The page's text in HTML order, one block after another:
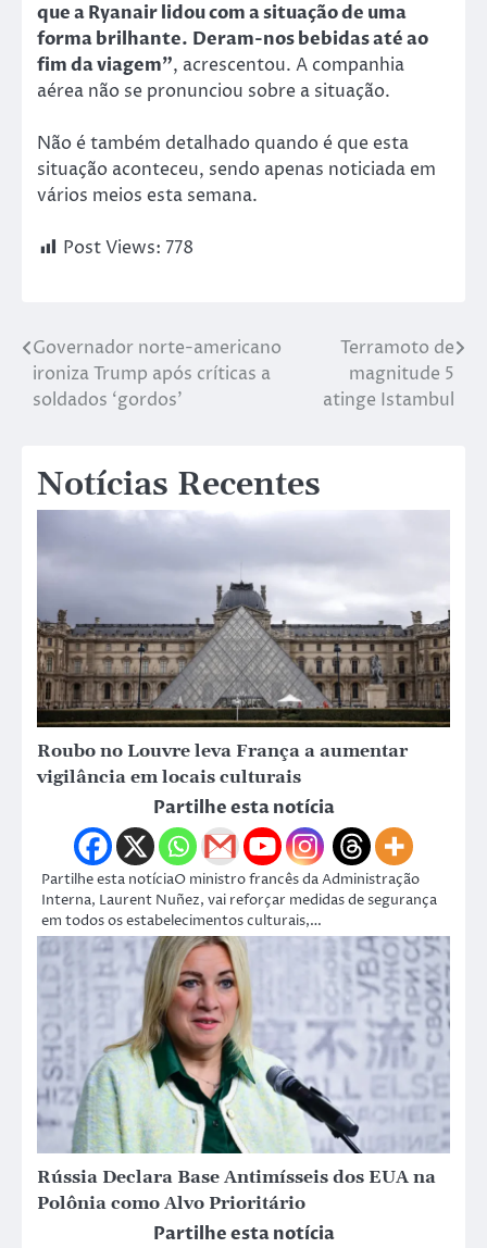
que a Ryanair lidou com a situação de uma
forma brilhante. Deram-nos bebidas até ao
fim da viagem”, acrescentou. A companhia
aérea não se pronunciou sobre a situação.
Não é também detalhado quando é que esta
situação aconteceu, sendo apenas noticiada em
vários meios esta semana.
Post Views: 778
Governador norte-americano
ironiza Trump após críticas a
soldados ‘gordos’
Terramoto de
magnitude 5
atinge Istambul
Notícias Recentes
Roubo no Louvre leva França a aumentar
vigilância em locais culturais
Partilhe esta notícia
Partilhe esta notíciaO ministro francês da Administração
Interna, Laurent Nuñez, vai reforçar medidas de segurança
em todos os estabelecimentos culturais,…
Rússia Declara Base Antimísseis dos EUA na
Polônia como Alvo Prioritário
Partilhe esta notícia